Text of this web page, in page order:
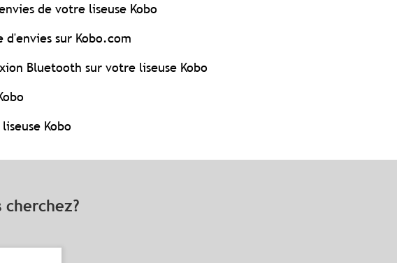
de votre liseuse Kobo
sur Kobo.com
Bluetooth sur votre liseuse Kobo
Kobo
cherchez?